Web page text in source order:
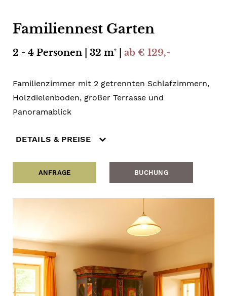
Familiennest Garten
2 - 4 Personen | 32 m² | ab € 129,-
Familienzimmer mit 2 getrennten Schlafzimmern,
Holzdielenboden, großer Terrasse und
Panoramablick
DETAILS & PREISE
ANFRAGE BUCHUNG